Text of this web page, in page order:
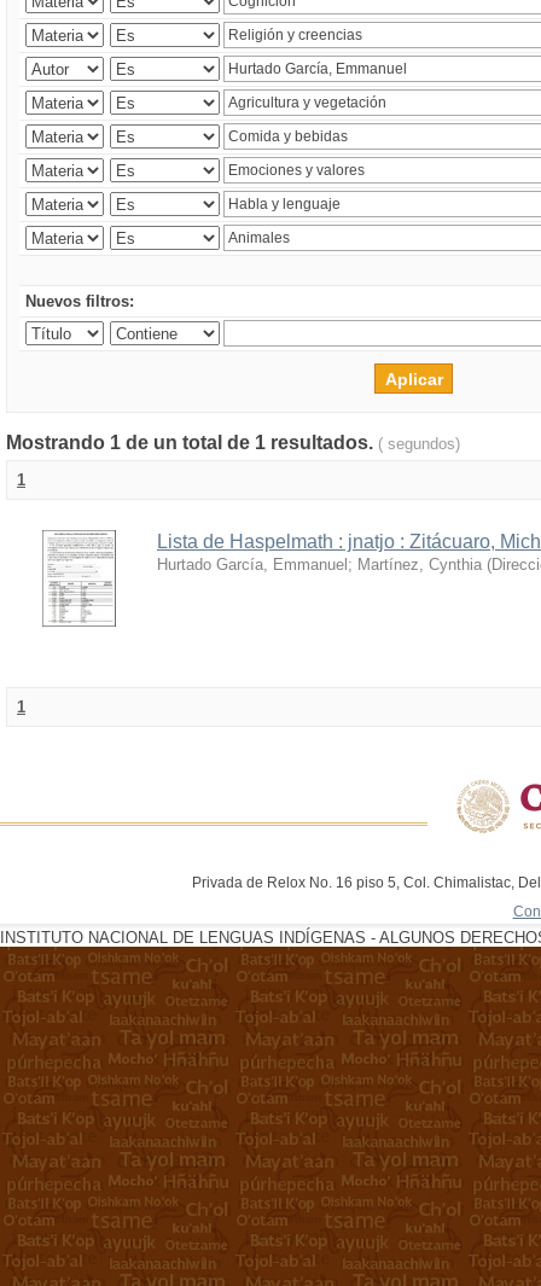
Nuevos filtros:
Mostrando 1 de un total de 1 resultados. ( segundos)
1
Lista de Haspelmath : jnatjo : Zitácuaro,
Hurtado García, Emmanuel ; Martínez, Cynthia (
1
Privada de Relox No. 16 piso 5, Col. Chimalistac,
INSTITUTO NACIONAL DE LENGUAS INDÍGENAS - ALGUNOS